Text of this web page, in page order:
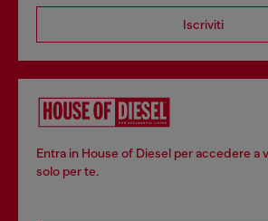
Iscriviti
Entra in House of Diesel per accedere a
solo per te.